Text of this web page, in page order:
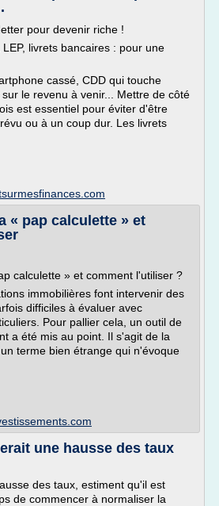
pour devenir riche !
livrets bancaires : pour une
cassé, CDD qui touche
le revenu à venir... Mettre de côté
est essentiel pour éviter d'être
ou à un coup dur. Les livrets
« pap calculette » et
calculette » et comment l'utiliser ?
immobilières font intervenir des
difficiles à évaluer avec
Pour pallier cela, un outil de
a été mis au point. Il s'agit de la
terme bien étrange qui n'évoque
une hausse des taux
des taux, estiment qu'il est
de commencer à normaliser la